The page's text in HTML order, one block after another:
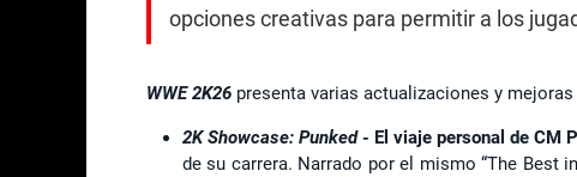
opciones creativas para permitir a los
WWE 2K26 presenta varias actualizaciones y
2K Showcase: Punked - El viaje personal de CM
de su carrera. Narrado por el mismo “The Best